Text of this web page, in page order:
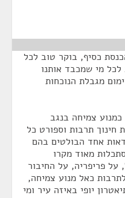
כסיף, בוקר טוב לכל
לכל מי שמכבד אותנו
מגבלת הנוכחות
כמנוע צמיחה בנגב
חינוך תרבות וספורט כל
אחד הבולטים בהם
מאוד מקרו
פריפריה, על החיבור
כאל מנוע צמיחה,
יופי באיזה עיר ומי